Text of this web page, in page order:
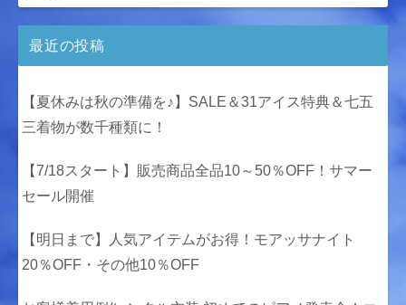
最近の投稿
【夏休みは秋の準備を♪】SALE＆31アイス特典＆七五
三着物が数千種類に！
【7/18スタート】販売商品全品10～50％OFF！サマー
セール開催
【明日まで】人気アイテムがお得！モアッサナイト
20％OFF・その他10％OFF